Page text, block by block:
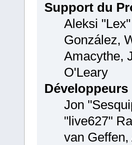
Support du
Aleksi
González,
Amacythe,
O'Leary
Développeurs
Jon
"live627"
van